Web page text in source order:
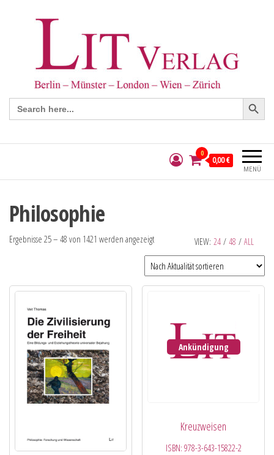
Search
for:
Search Button
MENÜ
0
0,00 €
Philosophie
VIEW: 24 / 48 / ALL
Ergebnisse 25 – 48 von 1421 werden angezeigt
Ankündigung
Kreuzweisen
ISBN: 978-3-643-15822-2